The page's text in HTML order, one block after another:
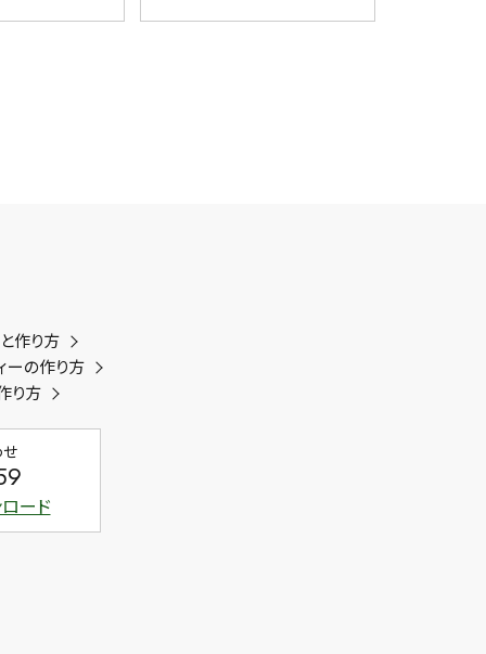
作り方
ーの作り方
り方
ード